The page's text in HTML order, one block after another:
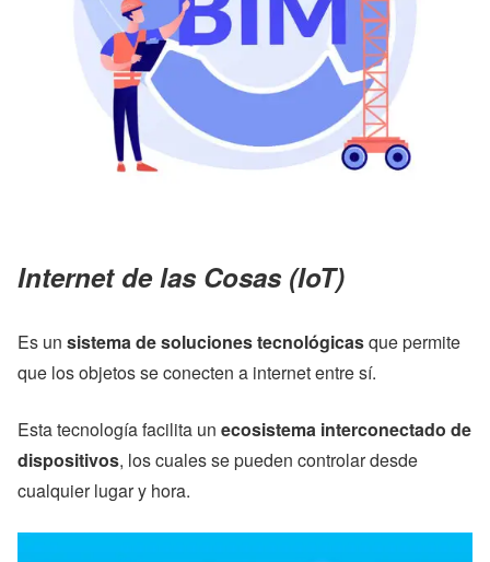
Internet de las Cosas (IoT)
Es un sistema de soluciones tecnológicasque permite
que los objetos se conecten a internet entre sí.
Esta tecnología facilita un ecosistema interconectado de
dispositivos, los cuales se pueden controlar desde
cualquier lugar y hora.